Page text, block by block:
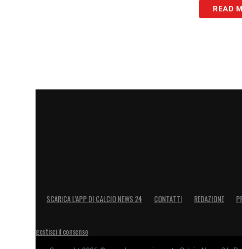
READ
SCARICA L’APP DI CALCIO NEWS 24 CONTATTI REDAZIONE
gestisci il consenso